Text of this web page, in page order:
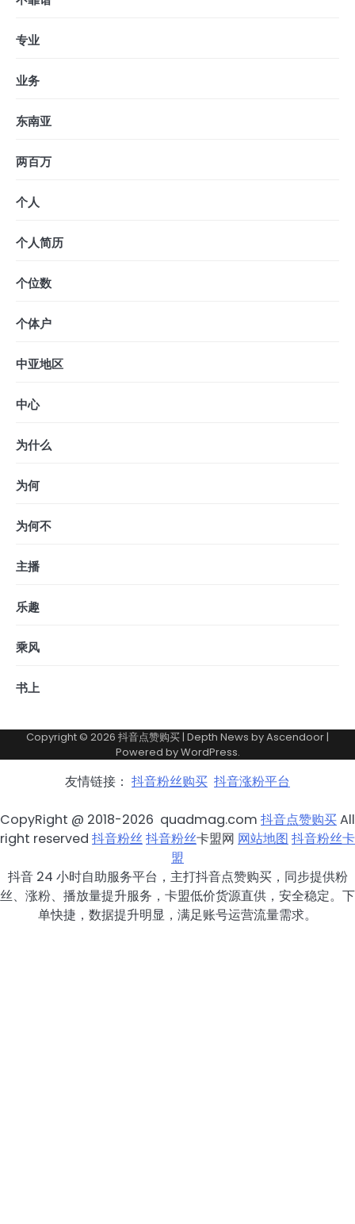
专业
业务
东南亚
两百万
个人
个人简历
个位数
个体户
中亚地区
中心
为什么
为何
为何不
主播
乐趣
乘风
书上
Copyright © 2026 抖音点赞购买| Depth News byAscendoor|
Powered byWordPress.
友情链接： 抖音粉丝购买 抖音涨粉平台
CopyRight @ 2018-2026 quadmag.com 抖音点赞购买All
right reserved 抖音粉丝抖音粉丝卡盟网 网站地图 抖音粉丝卡
盟
抖音 24 小时自助服务平台，主打抖音点赞购买，同步提供粉
丝、涨粉、播放量提升服务，卡盟低价货源直供，安全稳定。下
单快捷，数据提升明显，满足账号运营流量需求。